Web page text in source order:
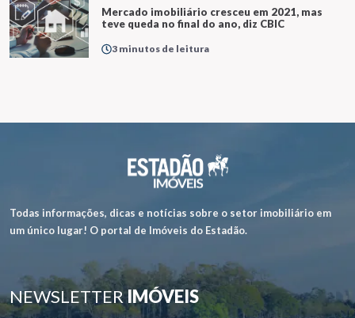
Mercado imobiliário cresceu em 2021, mas
teve queda no final do ano, diz CBIC
3 minutos de leitura
Todas informações, dicas e notícias sobre o setor imobiliário em
um único lugar! O portal de Imóveis do Estadão.
NEWSLETTERIMÓVEIS